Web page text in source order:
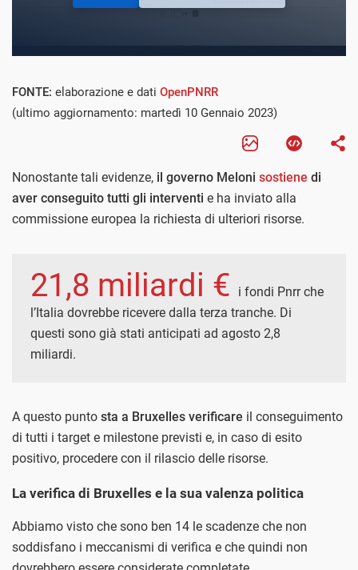
FONTE: elaborazione e dati OpenPNRR
(ultimo aggiornamento: martedì 10 Gennaio 2023)
Nonostante tali evidenze, il governo Meloni sostiene di
aver conseguito tutti gli interventi e ha inviato alla
commissione europea la richiesta di ulteriori risorse.
21,8 miliardi €
i fondi Pnrr che
l’Italia dovrebbe ricevere dalla terza tranche. Di
questi sono già stati anticipati ad agosto 2,8
miliardi.
A questo punto sta a Bruxelles verificare il conseguimento
di tutti i target e milestone previsti e, in caso di esito
positivo, procedere con il rilascio delle risorse.
La verifica di Bruxelles e la sua valenza politica
Abbiamo visto che sono ben 14 le scadenze che non
soddisfano i meccanismi di verifica e che quindi non